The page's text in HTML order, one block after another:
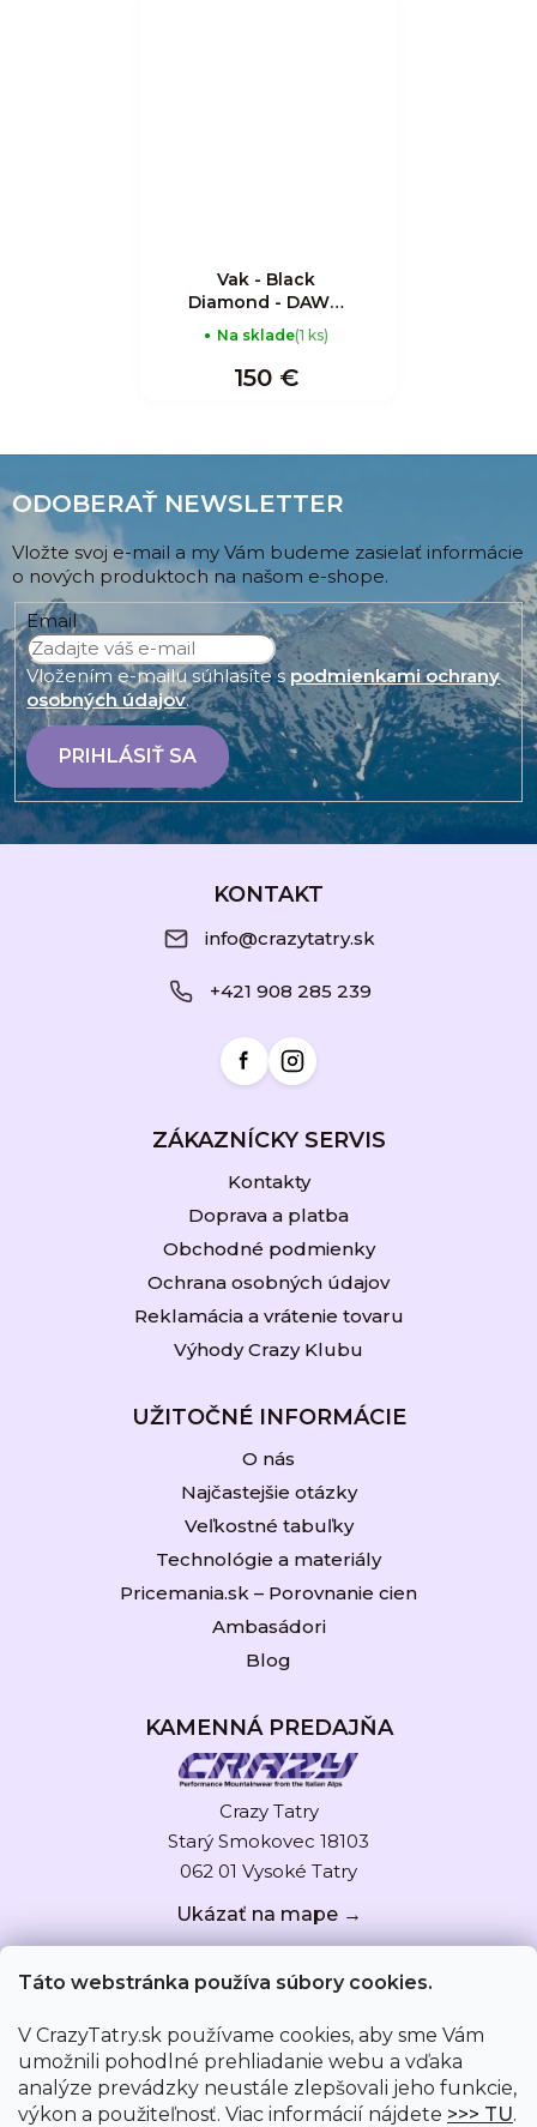
Táto webstránka používa súbory cookies.
V CrazyTatry.sk používame cookies, aby sme Vám
umožnili pohodlné prehliadanie webu a vďaka
analýze prevádzky neustále zlepšovali jeho funkcie,
výkon a použiteľnosť. Viac informácií nájdete >>> TU.
Vak - Black
Diamond - DAWN
PATROL 25
BACKPACK
Na sklade(1 ks)
150 €
ODOBERAŤ NEWSLETTER
Vložte svoj e-mail a my Vám budeme zasielať informácie
o nových produktoch na našom e-shope.
Email
Vložením e-mailu súhlasíte spodmienkami ochrany
osobných údajov.
PRIHLÁSIŤ SA
KONTAKT
info@crazytatry.sk
+421 908 285 239
ZÁKAZNÍCKY SERVIS
Kontakty
Doprava a platba
Obchodné podmienky
Ochrana osobných údajov
Reklamácia a vrátenie tovaru
Výhody Crazy Klubu
UŽITOČNÉ INFORMÁCIE
O nás
Najčastejšie otázky
Veľkostné tabuľky
Technológie a materiály
Pricemania.sk – Porovnanie cien
Ambasádori
Blog
KAMENNÁ PREDAJŇA
Crazy Tatry
Starý Smokovec 18103
062 01 Vysoké Tatry
Ukázať na mape →